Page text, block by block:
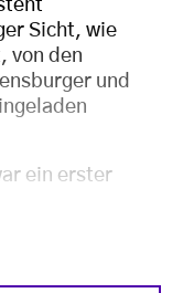
Sicht, wie
von den
und
ein erster